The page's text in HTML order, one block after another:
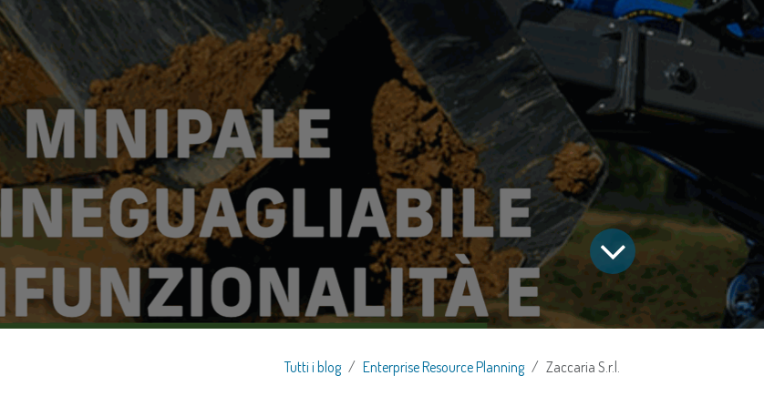
Tutti i blog Enterprise Resource Planning Zaccaria S.r.l.